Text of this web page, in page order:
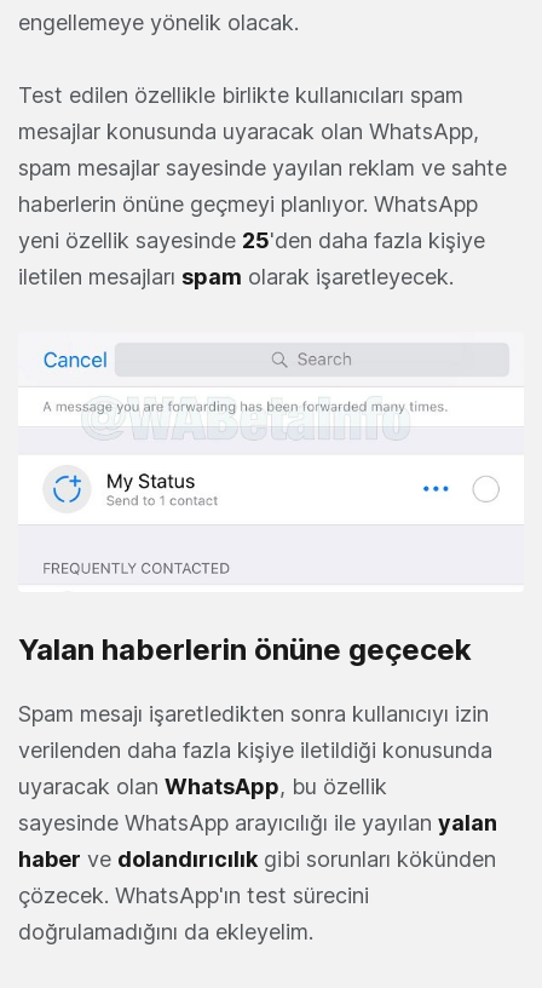
engellemeye yönelik olacak.
Test edilen özellikle birlikte kullanıcıları spam
mesajlar konusunda uyaracak olan WhatsApp,
spam mesajlar sayesinde yayılan reklam ve sahte
haberlerin önüne geçmeyi planlıyor. WhatsApp
yeni özellik sayesinde 25'den daha fazla kişiye
iletilen mesajları spam olarak işaretleyecek.
Yalan haberlerin önüne geçecek
Spam mesajı işaretledikten sonra kullanıcıyı izin
verilenden daha fazla kişiye iletildiği konusunda
uyaracak olan WhatsApp, bu özellik
sayesinde WhatsApp arayıcılığı ile yayılan yalan
haber ve dolandırıcılık gibi sorunları kökünden
çözecek. WhatsApp'ın test sürecini
doğrulamadığını da ekleyelim.